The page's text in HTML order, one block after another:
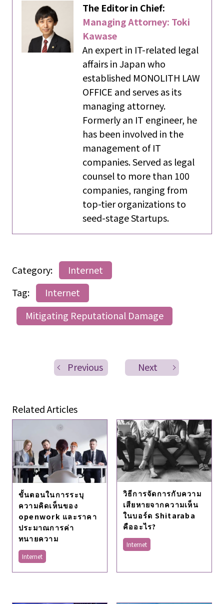
The Editor in Chief:
Managing Attorney: Toki
Kawase
An expert in IT-related legal
affairs in Japan who
established MONOLITH LAW
OFFICE and serves as its
managing attorney.
Formerly an IT engineer, he
has been involved in the
management of IT
companies. Served as legal
counsel to more than 100
companies, ranging from
top-tier organizations to
seed-stage Startups.
Category:
Internet
Tag:
Internet
Mitigating Reputational Damage
Previous Next
Related Articles
ขั้นตอนในการระบุ
ความคิดเห็นของ
openwork และราคา
ประมาณการค่า
ทนายความ
Internet
วิธีการจัดการกับความ
เสียหายจากความเห็น
ในบอร์ด Shitaraba
คืออะไร?
Internet